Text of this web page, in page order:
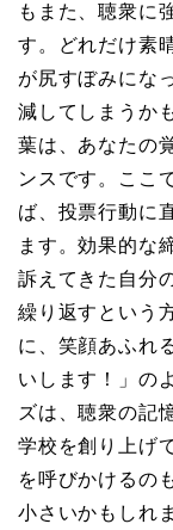
もまた、聴衆に
す。どれだけ素
が尻すぼみにな
減してしまうか
葉は、あなたの
ンスです。ここ
ば、投票行動に
ます。効果的な
訴えてきた自分
繰り返すという
に、笑顔あふれ
いします！」の
ズは、聴衆の記
学校を創り上げ
を呼びかけるの
小さいかもしれ